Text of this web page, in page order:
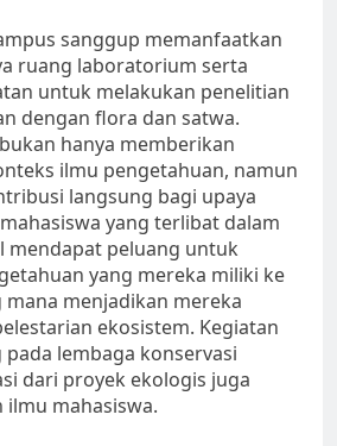
sanggup memanfaatkan
ruang laboratorium serta
untuk melakukan penelitian
dengan flora dan satwa.
hanya memberikan
ilmu pengetahuan, namun
langsung bagi upaya
yang terlibat dalam
mendapat peluang untuk
yang mereka miliki ke
mana menjadikan mereka
ekosistem. Kegiatan
lembaga konservasi
dari proyek ekologis juga
mahasiswa.